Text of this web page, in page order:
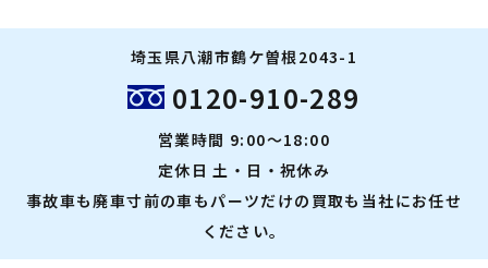
埼玉県八潮市鶴ケ曽根2043-1
0120-910-289
営業時間 9:00～18:00
定休日 土・日・祝休み
事故車も廃車寸前の車もパーツだけの買取も当社にお任せ
ください。